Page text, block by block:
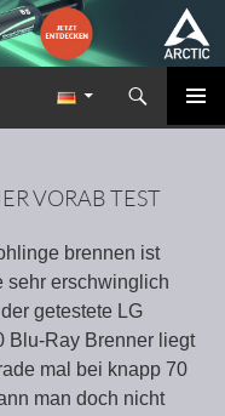
Portal
VORAB TEST
brennen ist
sehr erschwinglich
getestete LG
Blu-Ray Brenner liegt
mal bei knapp 70
man doch nicht